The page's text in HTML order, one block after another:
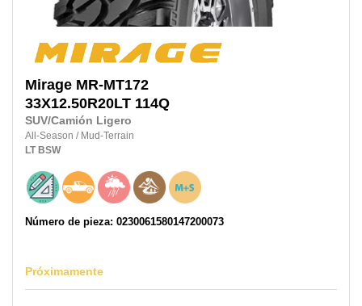
Mirage MR-MT172
33X12.50R20LT 114Q
SUV/Camión Ligero
All-Season / Mud-Terrain
LT BSW
Número de pieza: 0230061580147200073
Próximamente